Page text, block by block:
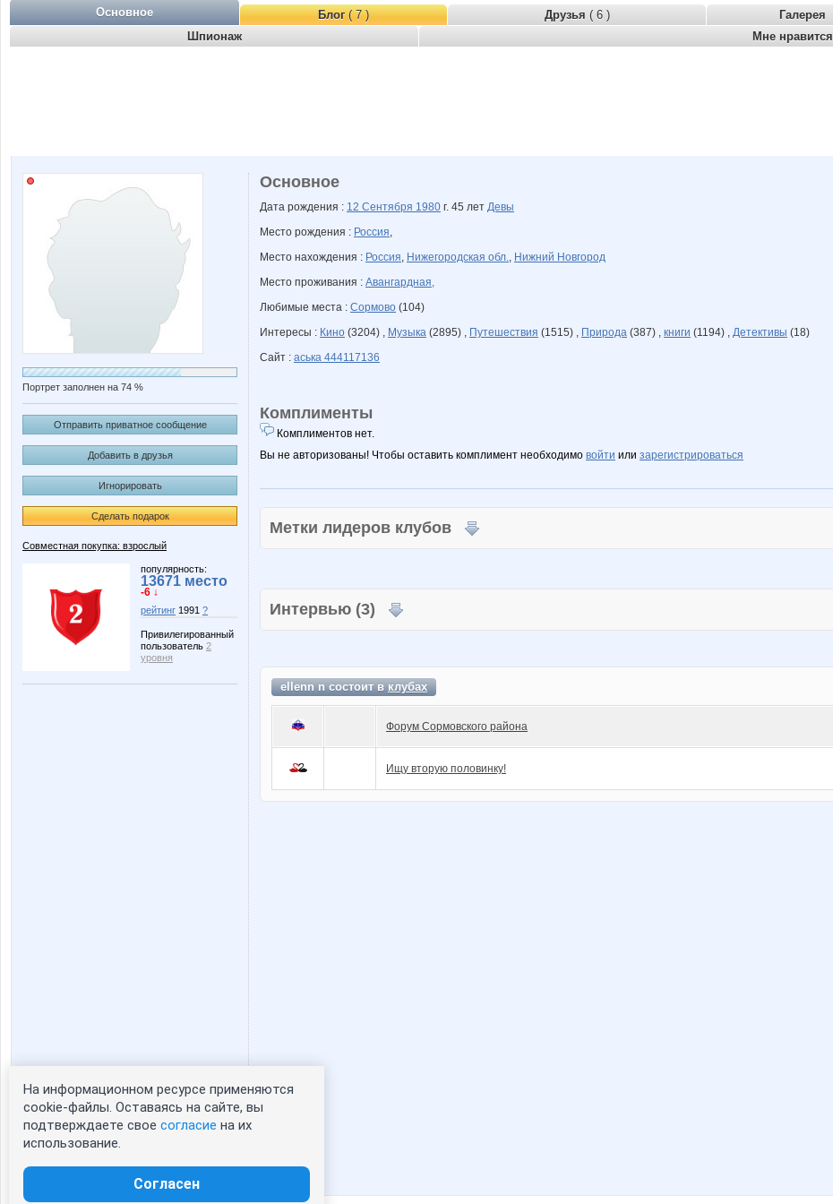
Основное Блог( 7 ) Друзья ( 6 ) Галерея
Шпионаж
Мне нравится
Портрет заполнен на 74 %
Отправить приватное сообщение
Добавить в друзья
Игнорировать
Сделать подарок
Совместная покупка: взрослый
популярность:
13671 место
-6 ↓
рейтинг 1991 ?
Привилегированный
пользователь 2
уровня
Статистика портрета:
сейчас просматривают портрет - 0
зарегистрированные пользователи
Основное
Дата рождения : 12 Сентября 1980 г. 45 лет Девы
Место рождения : Россия,
Место нахождения : Россия, Нижегородская обл., Нижний Новгород
Место проживания : Авангардная,
Любимые места : Сормово (104)
Интересы : Кино (3204) , Музыка (2895) , Путешествия (1515) , Природа (387) , книги (1194) , Детективы (18)
Сайт : аська 444117136
Комплименты
Комплиментов нет.
Вы не авторизованы! Чтобы оставить комплимент необходимо войти или зарегистрироваться
Метки лидеров клубов
Интервью (3)
ellenn n состоит вклубах
Форум Сормовского района
Ищу вторую половинку!
На информационном ресурсе применяются
cookie-файлы. Оставаясь на сайте, вы
подтверждаете свое согласие на их
использование.
Согласен